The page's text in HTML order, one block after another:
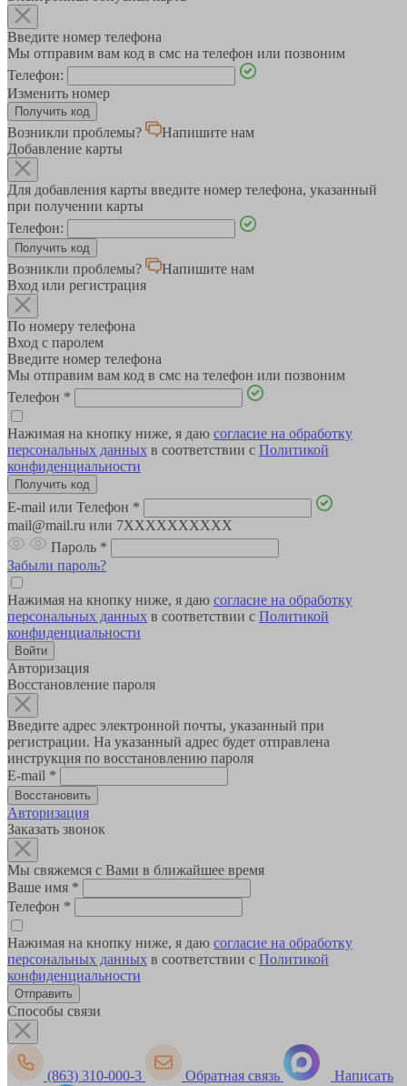
Введите номер телефона
Мы отправим вам код в смс на телефон или позвоним
Телефон:
Изменить номер
Возникли проблемы?
Напишите нам
Добавление карты
Для добавления карты введите номер телефона, указанный
при получении карты
Телефон:
Возникли проблемы?
Напишите нам
Вход или регистрация
По номеру телефона
Вход с паролем
Введите номер телефона
Мы отправим вам код в смс на телефон или позвоним
Телефон *
Нажимая на кнопку ниже, я даю согласие на обработку
персональных данных в соответствии с Политикой
конфиденциальности
E-mail или Телефон *
mail@mail.ru или 7XXXXXXXXXX
Пароль *
Забыли пароль?
Нажимая на кнопку ниже, я даю согласие на обработку
персональных данных в соответствии с Политикой
конфиденциальности
Авторизация
Восстановление пароля
Введите адрес электронной почты, указанный при
регистрации. На указанный адрес будет отправлена
инструкция по восстановлению пароля
E-mail *
Авторизация
Заказать звонок
Мы свяжемся с Вами в ближайшее время
Ваше имя *
Телефон *
Нажимая на кнопку ниже, я даю согласие на обработку
персональных данных в соответствии с Политикой
конфиденциальности
Способы связи
(863) 310-000-3 Обратная связь Написать